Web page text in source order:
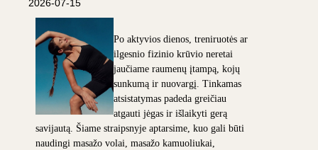
2026-07-15
Po aktyvios dienos, treniruotės ar
ilgesnio fizinio krūvio neretai
jaučiame raumenų įtampą, kojų
sunkumą ir nuovargį. Tinkamas
atsistatymas padeda greičiau
atgauti jėgas ir išlaikyti gerą
savijautą. Šiame straipsnyje aptarsime, kuo gali būti
naudingi masažo volai, masažo kamuoliukai,